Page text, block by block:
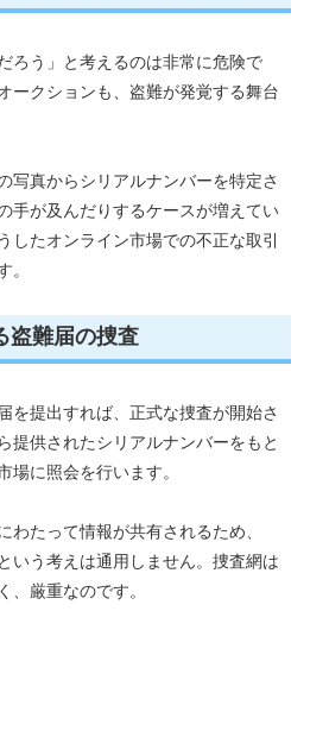
ろう」と考えるのは非常に危険で
ークションも、盗難が発覚する舞台
写真からシリアルナンバーを特定さ
手が及んだりするケースが増えてい
したオンライン市場での不正な取引
。
難届の捜査
を提出すれば、正式な捜査が開始さ
提供されたシリアルナンバーをもと
場に照会を行います。
わたって情報が共有されるため、
いう考えは通用しません。捜査網は
、厳重なのです。